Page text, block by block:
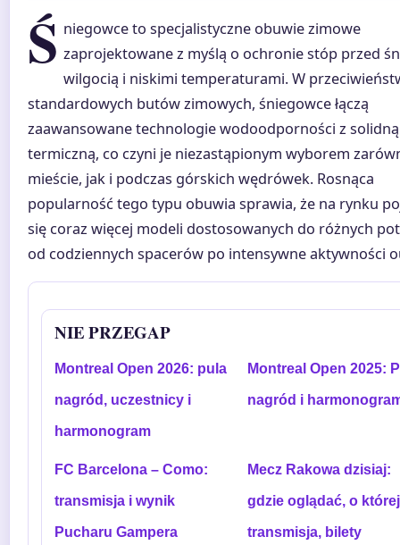
Ś niegowce to specjalistyczne obuwie zimowe
zaprojektowane z myślą o ochronie stóp przed
wilgocią i niskimi temperaturami. W
standardowych butów zimowych, śniegowce łączą
zaawansowane technologie wodoodporności z
termiczną, co czyni je niezastąpionym wyborem
mieście, jak i podczas górskich wędrówek. Rosnąca
popularność tego typu obuwia sprawia, że na rynku
się coraz więcej modeli dostosowanych do różnych
od codziennych spacerów po intensywne aktywności
NIE PRZEGAP
Montreal Open 2026: pula
nagród, uczestnicy i
harmonogram
Montreal Open 2025:
nagród i
FC Barcelona – Como:
transmisja i wynik
Pucharu Gampera
Mecz Rakowa dzisiaj:
gdzie oglądać, o
transmisja, bilety